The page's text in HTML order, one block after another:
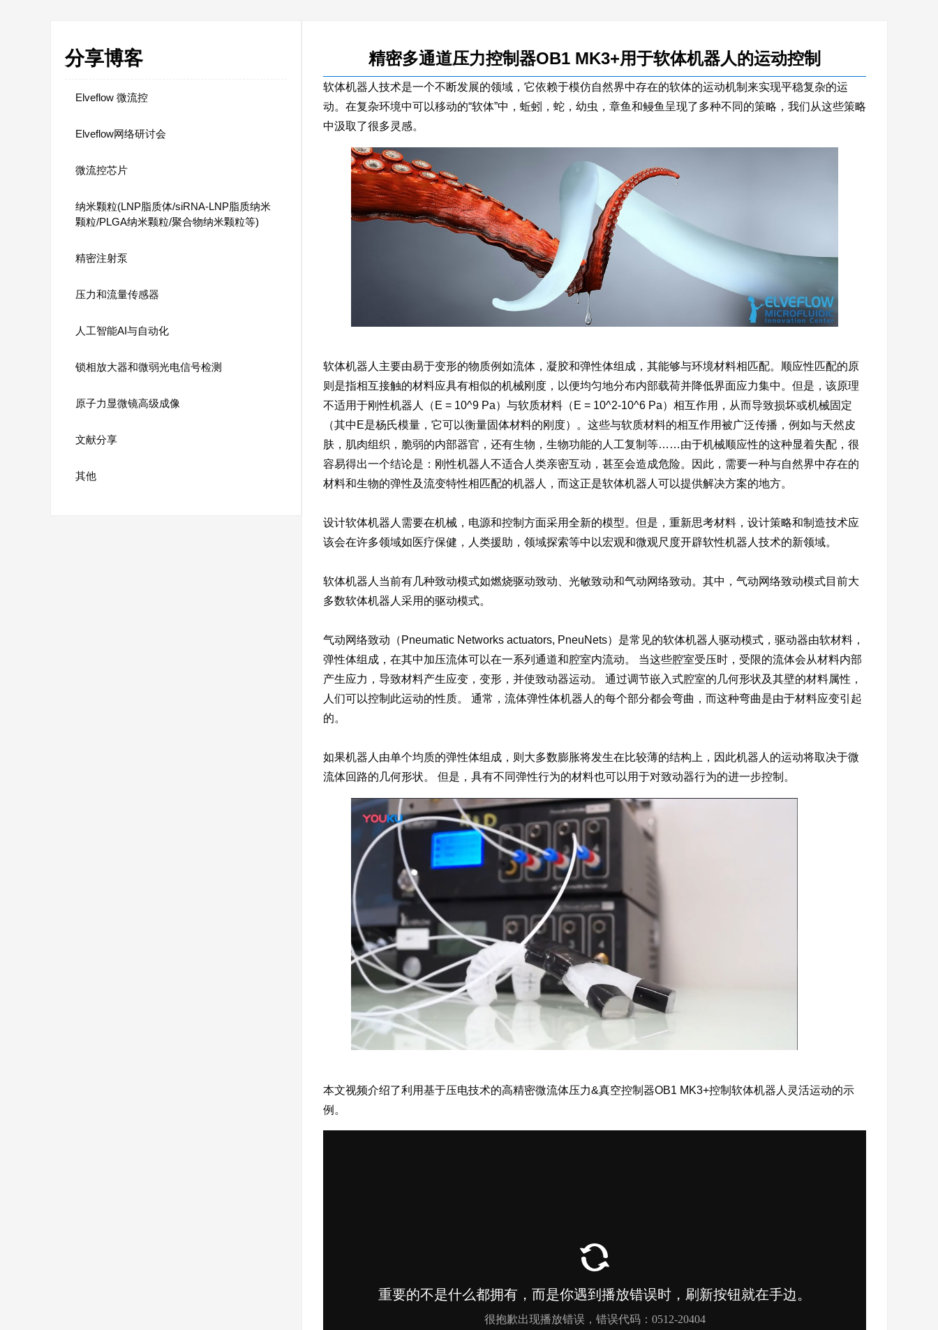
分享博客
Elveflow 微流控
Elveflow网络研讨会
微流控芯片
纳米颗粒(LNP脂质体/siRNA-LNP脂质纳米
颗粒/PLGA纳米颗粒/聚合物纳米颗粒等)
精密注射泵
压力和流量传感器
人工智能AI与自动化
锁相放大器和微弱光电信号检测
原子力显微镜高级成像
文献分享
其他
精密多通道压力控制器OB1 MK3+用于软体机器人的运动控制
软体机器人技术是一个不断发展的领域，它依赖于模仿自然界中存在的软体的运动机制来实现平稳复杂的运
动。在复杂环境中可以移动的“软体”中，蚯蚓，蛇，幼虫，章鱼和鳗鱼呈现了多种不同的策略，我们从这些策略
中汲取了很多灵感。
软体机器人主要由易于变形的物质例如流体，凝胶和弹性体组成，其能够与环境材料相匹配。顺应性匹配的原
则是指相互接触的材料应具有相似的机械刚度，以便均匀地分布内部载荷并降低界面应力集中。但是，该原理
不适用于刚性机器人（E = 10^9 Pa）与软质材料（E = 10^2-10^6 Pa）相互作用，从而导致损坏或机械固定
（其中E是杨氏模量，它可以衡量固体材料的刚度）。这些与软质材料的相互作用被广泛传播，例如与天然皮
肤，肌肉组织，脆弱的内部器官，还有生物，生物功能的人工复制等……由于机械顺应性的这种显着失配，很
容易得出一个结论是：刚性机器人不适合人类亲密互动，甚至会造成危险。因此，需要一种与自然界中存在的
材料和生物的弹性及流变特性相匹配的机器人，而这正是软体机器人可以提供解决方案的地方。
设计软体机器人需要在机械，电源和控制方面采用全新的模型。但是，重新思考材料，设计策略和制造技术应
该会在许多领域如医疗保健，人类援助，领域探索等中以宏观和微观尺度开辟软性机器人技术的新领域。
软体机器人当前有几种致动模式如燃烧驱动致动、光敏致动和气动网络致动。其中，气动网络致动模式目前大
多数软体机器人采用的驱动模式。
气动网络致动（Pneumatic Networks actuators, PneuNets）是常见的软体机器人驱动模式，驱动器由软材料，
弹性体组成，在其中加压流体可以在一系列通道和腔室内流动。 当这些腔室受压时，受限的流体会从材料内部
产生应力，导致材料产生应变，变形，并使致动器运动。 通过调节嵌入式腔室的几何形状及其壁的材料属性，
人们可以控制此运动的性质。 通常，流体弹性体机器人的每个部分都会弯曲，而这种弯曲是由于材料应变引起
的。
如果机器人由单个均质的弹性体组成，则大多数膨胀将发生在比较薄的结构上，因此机器人的运动将取决于微
流体回路的几何形状。 但是，具有不同弹性行为的材料也可以用于对致动器行为的进一步控制。
本文视频介绍了利用基于压电技术的高精密微流体压力&真空控制器OB1 MK3+控制软体机器人灵活运动的示
例。